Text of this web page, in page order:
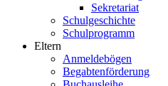
Sekretariat
Schulgeschichte
Schulprogramm
Eltern
Anmeldebögen
Begabtenförderung